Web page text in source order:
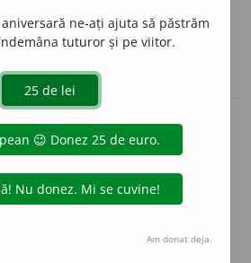
definiții (8)
declinări
definiții sunt compilate de
dexonline. Definițiile
se află pe filadefiniții.
filele pe pagina de
ne-ați ajuta să păstrăm
tuturor și pe viitor.
Am donat deja.